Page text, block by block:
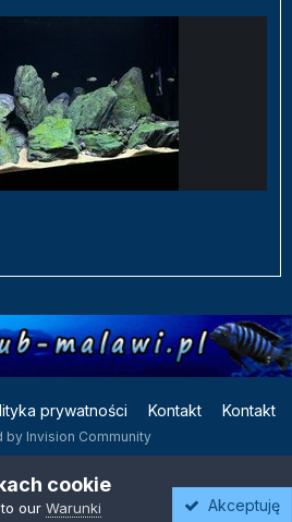
prywatności Kontakt Kontakt
by Invision Community
cookie
our Warunki
Akceptuję